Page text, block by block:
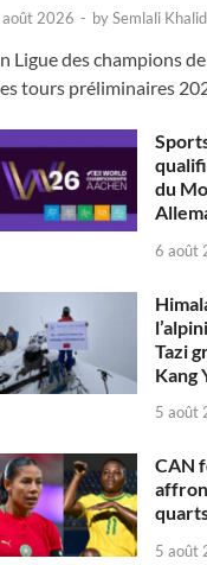
2026 - bySemlali Khalid
Ligue des champions
tours préliminaires
du
6 août
Tazi
Kang
5 août
CAN
5 août